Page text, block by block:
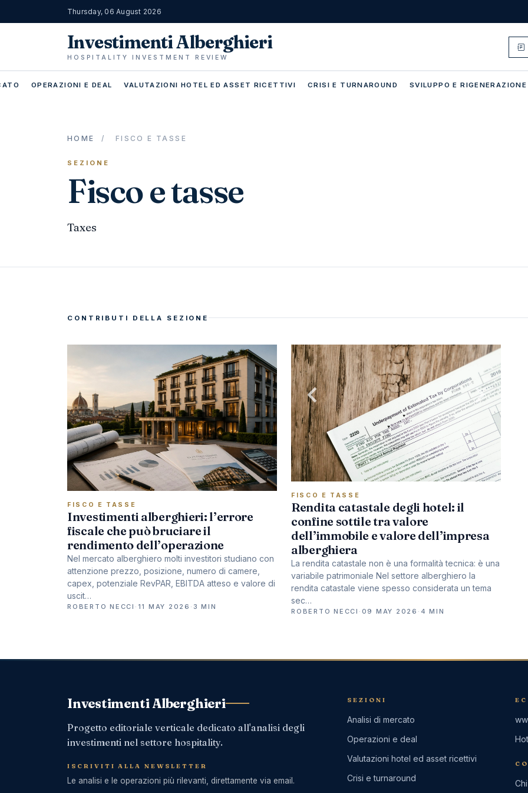
Thursday, 06 August 2026
Investimenti Alberghieri
HOSPITALITY INVESTMENT REVIEW
OPERAZIONI E DEAL VALUTAZIONI HOTEL ED ASSET RICETTIVI CRISI E TURNAROUND SVILUPPO E RIGENERAZIONE
HOME / FISCO E TASSE
SEZIONE
Fisco e tasse
Taxes
CONTRIBUTI DELLA SEZIONE
FISCO E TASSE
Investimenti alberghieri: l’errore
fiscale che può bruciare il
rendimento dell’operazione
Nel mercato alberghiero molti investitori studiano con
attenzione prezzo, posizione, numero di camere,
capex, potenziale RevPAR, EBITDA atteso e valore di
uscit…
ROBERTO NECCI · 11 MAY 2026 · 3 MIN
FISCO E TASSE
Rendita catastale degli hotel: il
confine sottile tra valore
dell’immobile e valore dell’impresa
alberghiera
La rendita catastale non è una formalità tecnica: è una
variabile patrimoniale Nel settore alberghiero la
rendita catastale viene spesso considerata un tema
sec…
ROBERTO NECCI · 09 MAY 2026 · 4 MIN
Investimenti Alberghieri
Progetto editoriale verticale dedicato all'analisi degli
investimenti nel settore hospitality.
ISCRIVITI ALLA NEWSLETTER
Le analisi e le operazioni più rilevanti, direttamente via email.
SEZIONI
Analisi di mercato
Operazioni e deal
Valutazioni hotel ed asset ricettivi
Crisi e turnaround